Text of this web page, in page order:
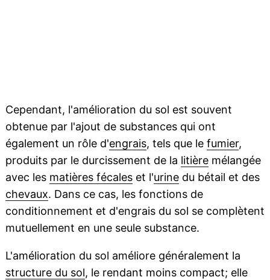
Cependant, l'amélioration du sol est souvent
obtenue par l'ajout de substances qui ont
également un rôle d'engrais, tels que le fumier,
produits par le durcissement de la litièremélangée
avec les matières fécaleset l'urinedu bétail et des
chevaux. Dans ce cas, les fonctions de
conditionnement et d'engrais du sol se complètent
mutuellement en une seule substance.
L'amélioration du sol améliore généralement la
structure du sol, le rendant moins compact; elle